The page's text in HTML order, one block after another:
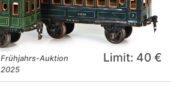
Frühjahrs-Auktion
2025
Limit: 40 €